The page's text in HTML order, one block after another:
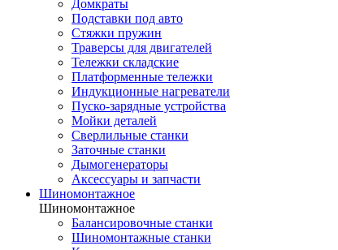
Домкраты
Подставки под авто
Стяжки пружин
Траверсы для двигателей
Тележки складские
Платформенные тележки
Индукционные нагреватели
Пуско-зарядные устройства
Мойки деталей
Сверлильные станки
Заточные станки
Дымогенераторы
Аксессуары и запчасти
Шиномонтажное
Шиномонтажное
Балансировочные станки
Шиномонтажные станки